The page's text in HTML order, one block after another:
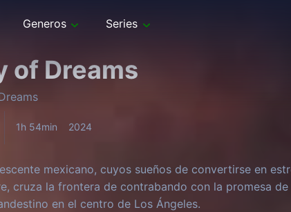
Generos Series
of Dreams
1h 54min 2024
mexicano, cuyos sueños de convertirse en
cruza la frontera de contrabando con la promesa
en el centro de Los Ángeles.